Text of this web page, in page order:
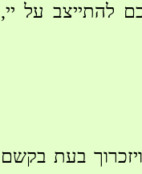
להתייצב על יי,
בעת בקשם